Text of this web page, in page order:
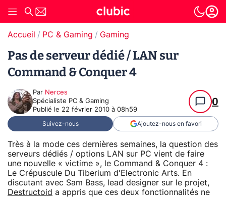
Accueil PC & Gaming Gaming
Pas de serveur dédié / LAN sur
Command & Conquer 4
Par Nerces
Spécialiste PC & Gaming
Publié le 22 février 2010 à 08h59
0
Suivez-nous Ajoutez-nous en favori
Très à la mode ces dernières semaines, la question des
serveurs dédiés / options LAN sur PC vient de faire
une nouvelle « victime », le Command & Conquer 4 :
Le Crépuscule Du Tiberium d'Electronic Arts. En
discutant avec Sam Bass, lead designer sur le projet,
Destructoid a appris que ces deux fonctionnalités ne